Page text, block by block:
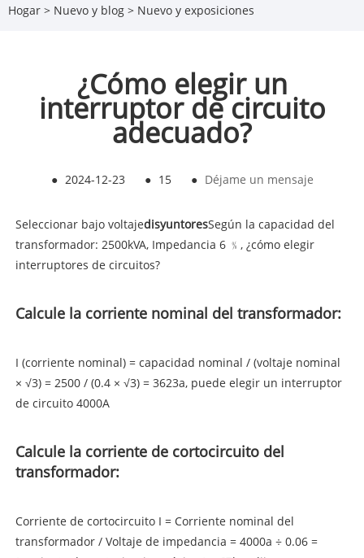
Hogar > Nuevo y blog > Nuevo y exposiciones
¿Cómo elegir un
interruptor de circuito
adecuado?
● 2024-12-23 ● 15 ● Déjame un mensaje
Seleccionar bajo voltajedisyuntoresSegún la capacidad del
transformador: 2500kVA, Impedancia 6 ﹪, ¿cómo elegir
interruptores de circuitos?
Calcule la corriente nominal del transformador:
I (corriente nominal) = capacidad nominal / (voltaje nominal
× √3) = 2500 / (0.4 × √3) = 3623a, puede elegir un interruptor
de circuito 4000A
Calcule la corriente de cortocircuito del
transformador:
Corriente de cortocircuito I = Corriente nominal del
transformador / Voltaje de impedancia = 4000a ÷ 0.06 =